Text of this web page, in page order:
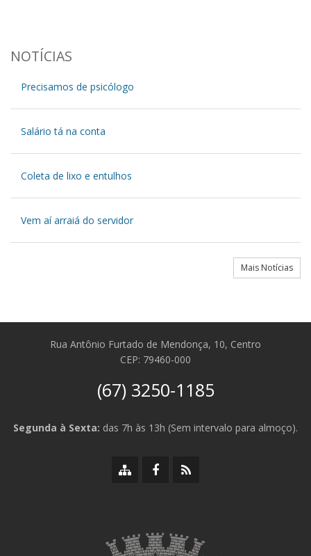
NOTÍCIAS
Precisamos de psicólogo
Salário tá na conta
Coleta de lixo e entulhos
Vem aí arraiá do servidor
Mais Notícias
Rua Antônio Furtado de Mendonça, 10, Centro
CEP: 79460-000
(67) 3250-1185
Segunda à Sexta: das 7h às 13h (Sem intervalo para almoço).
MapaFacebook
RSS